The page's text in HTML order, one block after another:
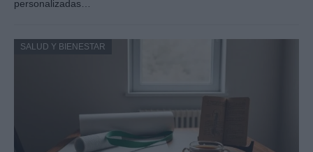
personalizadas…
SALUD Y BIENESTAR